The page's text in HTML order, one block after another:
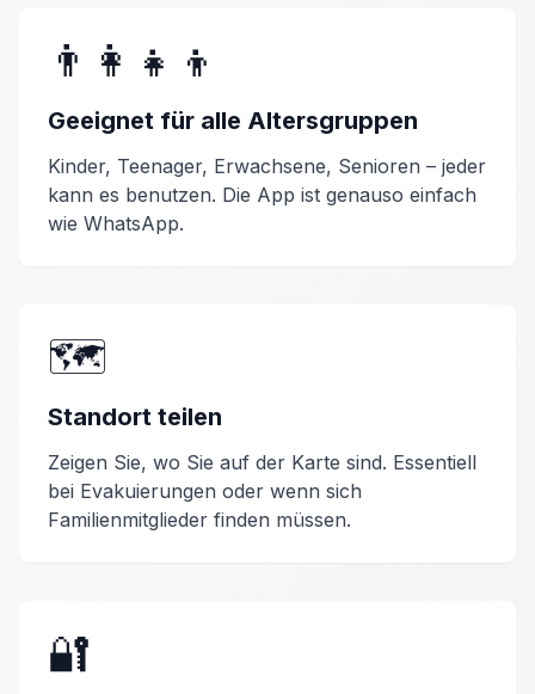
👨‍👩‍👧‍👦
Geeignet für alle Altersgruppen
Kinder, Teenager, Erwachsene, Senioren – jeder
kann es benutzen. Die App ist genauso einfach
wie WhatsApp.
🗺️
Standort teilen
Zeigen Sie, wo Sie auf der Karte sind. Essentiell
bei Evakuierungen oder wenn sich
Familienmitglieder finden müssen.
🔐